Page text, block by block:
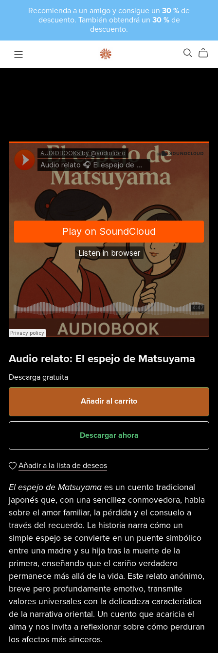
Recomienda a un amigo y consigue un 30 % de
descuento. También obtendrá un 30 %de
descuento.
Audio relato: El espejo de Matsuyama
Descarga gratuita
Añadir al carrito
Descargar ahora
Añadir a la lista de deseos
El espejo de Matsuyamaes un cuento tradicional
japonés que, con una sencillez conmovedora, habla
sobre el amor familiar, la pérdida y el consuelo a
través del recuerdo. La historia narra cómo un
simple espejo se convierte en un puente simbólico
entre una madre y su hija tras la muerte de la
primera, enseñando que el cariño verdadero
permanece más allá de la vida. Este relato anónimo,
breve pero profundamente emotivo, transmite
valores universales con la delicadeza característica
de la narrativa oriental. Un cuento que acaricia el
alma y nos invita a reflexionar sobre cómo perduran
los afectos más sinceros.